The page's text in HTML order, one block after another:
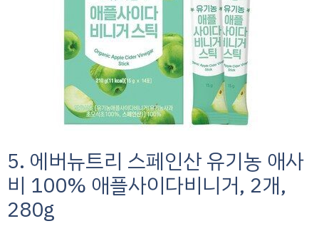
5. 에버뉴트리 스페인산 유기농 애사
비 100% 애플사이다비니거, 2개,
280g